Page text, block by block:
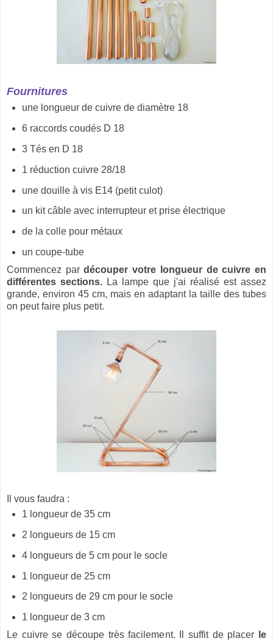
Fournitures
une longueur de cuivre de diamètre 18
6 raccords coudés D 18
3 Tés en D 18
1 réduction cuivre 28/18
une douille à vis E14 (petit culot)
un kit câble avec interrupteur et prise électrique
de la colle pour métaux
un coupe-tube
Commencez pardécouper votre longueur de cuivre en
différentes sections. La lampe que j'ai réalisé est assez
grande, environ 45 cm, mais en adaptant la taille des tubes
on peut faire plus petit.
Il vous faudra :
1 longueur de 35 cm
2 longueurs de 15 cm
4 longueurs de 5 cm pour le socle
1 longueur de 25 cm
2 longueurs de 29 cm pour le socle
1 longueur de 3 cm
Le cuivre se découpe très facilement. Il suffit de placer
le